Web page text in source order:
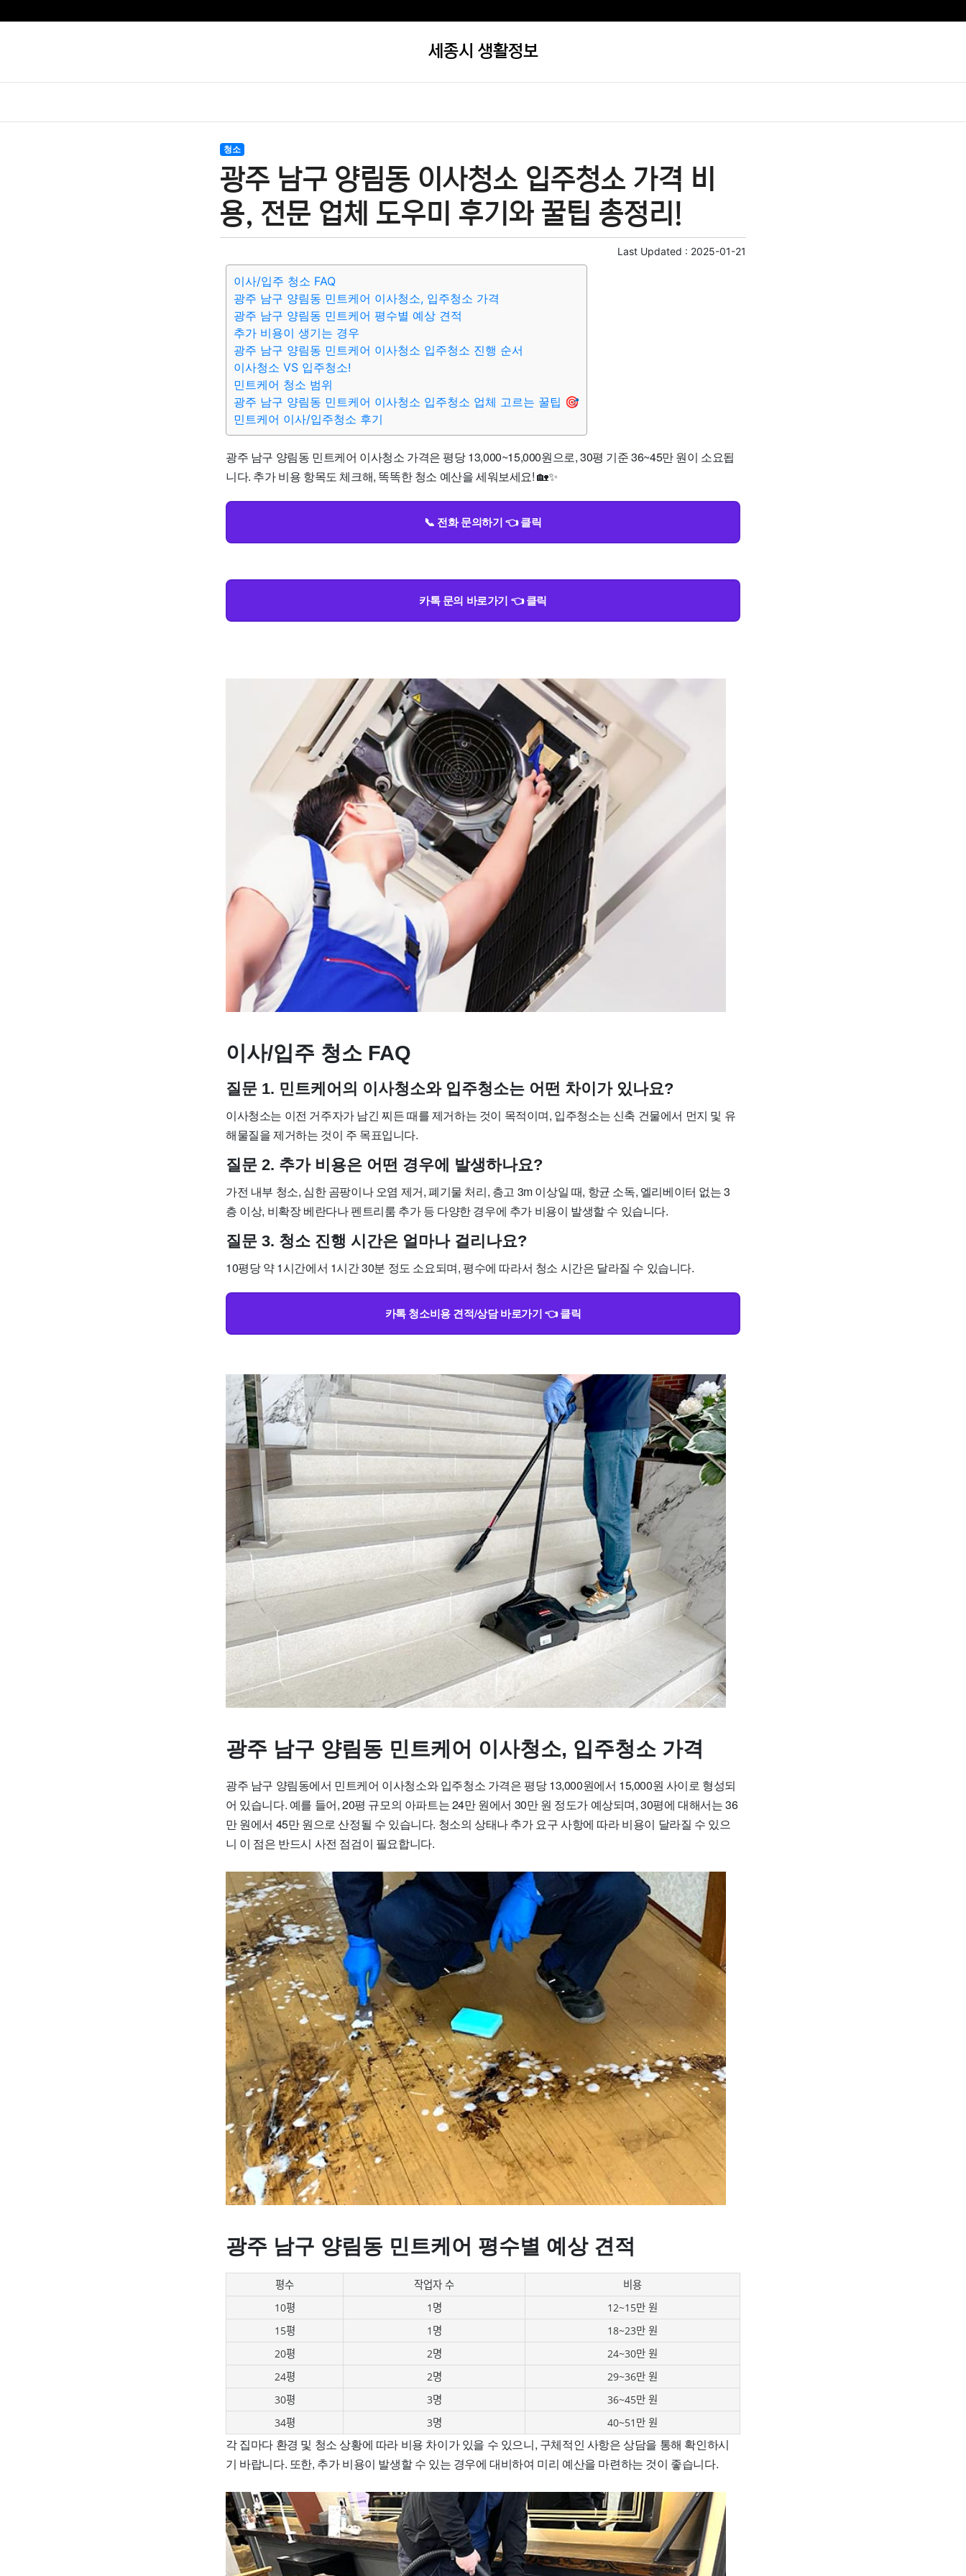
세종시 생활정보
청소
광주 남구 양림동 이사청소 입주청소 가격 비
용, 전문 업체 도우미 후기와 꿀팁 총정리!
Last Updated : 2025-01-21
이사/입주 청소 FAQ
광주 남구 양림동 민트케어 이사청소, 입주청소 가격
광주 남구 양림동 민트케어 평수별 예상 견적
추가 비용이 생기는 경우
광주 남구 양림동 민트케어 이사청소 입주청소 진행 순서
이사청소 VS 입주청소!
민트케어 청소 범위
광주 남구 양림동 민트케어 이사청소 입주청소 업체 고르는 꿀팁 🎯
민트케어 이사/입주청소 후기
광주 남구 양림동 민트케어 이사청소 가격은 평당 13,000~15,000원으로, 30평 기준 36~45만 원이 소요됩
니다. 추가 비용 항목도 체크해, 똑똑한 청소 예산을 세워보세요! 🏡✨
📞 전화 문의하기 👈 클릭
카톡 문의 바로가기 👈 클릭
이사/입주 청소 FAQ
질문 1. 민트케어의 이사청소와 입주청소는 어떤 차이가 있나요?
이사청소는 이전 거주자가 남긴 찌든 때를 제거하는 것이 목적이며, 입주청소는 신축 건물에서 먼지 및 유
해물질을 제거하는 것이 주 목표입니다.
질문 2. 추가 비용은 어떤 경우에 발생하나요?
가전 내부 청소, 심한 곰팡이나 오염 제거, 폐기물 처리, 층고 3m 이상일 때, 항균 소독, 엘리베이터 없는 3
층 이상, 비확장 베란다나 펜트리룸 추가 등 다양한 경우에 추가 비용이 발생할 수 있습니다.
질문 3. 청소 진행 시간은 얼마나 걸리나요?
10평당 약 1시간에서 1시간 30분 정도 소요되며, 평수에 따라서 청소 시간은 달라질 수 있습니다.
카톡 청소비용 견적/상담 바로가기 👈 클릭
광주 남구 양림동 민트케어 이사청소, 입주청소 가격
광주 남구 양림동에서 민트케어 이사청소와 입주청소 가격은 평당 13,000원에서 15,000원 사이로 형성되
어 있습니다. 예를 들어, 20평 규모의 아파트는 24만 원에서 30만 원 정도가 예상되며, 30평에 대해서는 36
만 원에서 45만 원으로 산정될 수 있습니다. 청소의 상태나 추가 요구 사항에 따라 비용이 달라질 수 있으
니 이 점은 반드시 사전 점검이 필요합니다.
광주 남구 양림동 민트케어 평수별 예상 견적
평수 작업자 수
비용
10평
1명
12~15만 원
15평
1명
18~23만 원
20평
2명
24~30만 원
24평
2명
29~36만 원
30평
3명
36~45만 원
34평
3명 40~51만 원
각 집마다 환경 및 청소 상황에 따라 비용 차이가 있을 수 있으니, 구체적인 사항은 상담을 통해 확인하시
기 바랍니다. 또한, 추가 비용이 발생할 수 있는 경우에 대비하여 미리 예산을 마련하는 것이 좋습니다.